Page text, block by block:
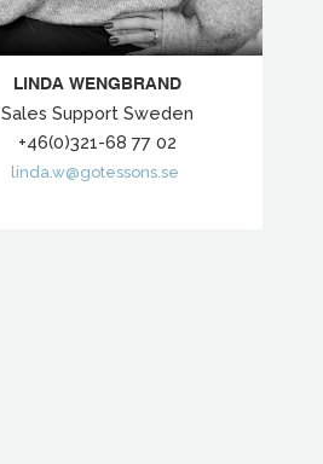
LINDA WENGBRAND
Sales Support Sweden
+46(0)321-68 77 02
linda.w@gotessons.se